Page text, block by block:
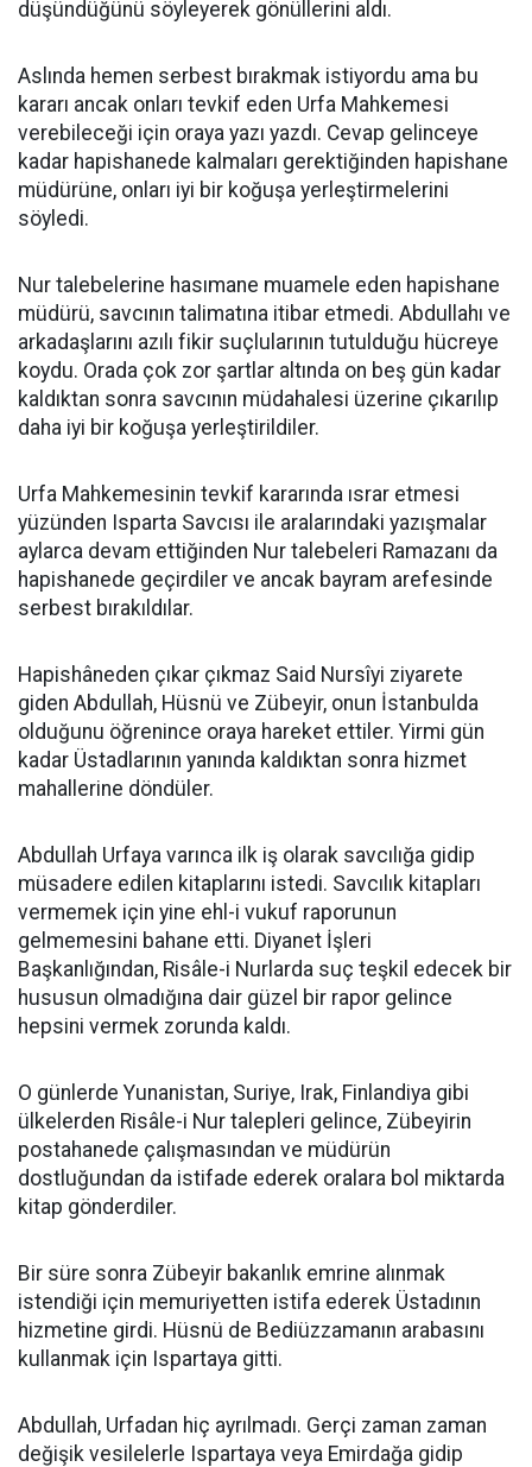
düşündüğünü söyleyerek gönüllerini aldı.
Aslında hemen serbest bırakmak istiyordu ama bu
kararı ancak onları tevkif eden Urfa Mahkemesi
verebileceği için oraya yazı yazdı. Cevap gelinceye
kadar hapishanede kalmaları gerektiğinden hapishane
müdürüne, onları iyi bir koğuşa yerleştirmelerini
söyledi.
Nur talebelerine hasımane muamele eden hapishane
müdürü, savcının talimatına itibar etmedi. Abdullahı ve
arkadaşlarını azılı fikir suçlularının tutulduğu hücreye
koydu. Orada çok zor şartlar altında on beş gün kadar
kaldıktan sonra savcının müdahalesi üzerine çıkarılıp
daha iyi bir koğuşa yerleştirildiler.
Urfa Mahkemesinin tevkif kararında ısrar etmesi
yüzünden Isparta Savcısı ile aralarındaki yazışmalar
aylarca devam ettiğinden Nur talebeleri Ramazanı da
hapishanede geçirdiler ve ancak bayram arefesinde
serbest bırakıldılar.
Hapishâneden çıkar çıkmaz Said Nursîyi ziyarete
giden Abdullah, Hüsnü ve Zübeyir, onun İstanbulda
olduğunu öğrenince oraya hareket ettiler. Yirmi gün
kadar Üstadlarının yanında kaldıktan sonra hizmet
mahallerine döndüler.
Abdullah Urfaya varınca ilk iş olarak savcılığa gidip
müsadere edilen kitaplarını istedi. Savcılık kitapları
vermemek için yine ehl-i vukuf raporunun
gelmemesini bahane etti. Diyanet İşleri
Başkanlığından, Risâle-i Nurlarda suç teşkil edecek bir
hususun olmadığına dair güzel bir rapor gelince
hepsini vermek zorunda kaldı.
O günlerde Yunanistan, Suriye, Irak, Finlandiya gibi
ülkelerden Risâle-i Nur talepleri gelince, Zübeyirin
postahanede çalışmasından ve müdürün
dostluğundan da istifade ederek oralara bol miktarda
kitap gönderdiler.
Bir süre sonra Zübeyir bakanlık emrine alınmak
istendiği için memuriyetten istifa ederek Üstadının
hizmetine girdi. Hüsnü de Bediüzzamanın arabasını
kullanmak için Ispartaya gitti.
Abdullah, Urfadan hiç ayrılmadı. Gerçi zaman zaman
değişik vesilelerle Ispartaya veya Emirdağa gidip